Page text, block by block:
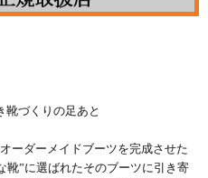
靴づくりの足あと
ーダーメイドブーツを完成させた
靴”に選ばれたそのブーツに引き寄